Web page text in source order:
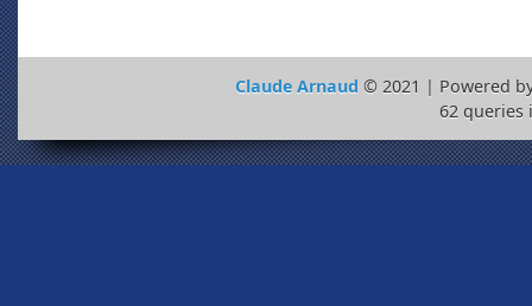
Claude Arnaud © 2021 | Powered
62 queries